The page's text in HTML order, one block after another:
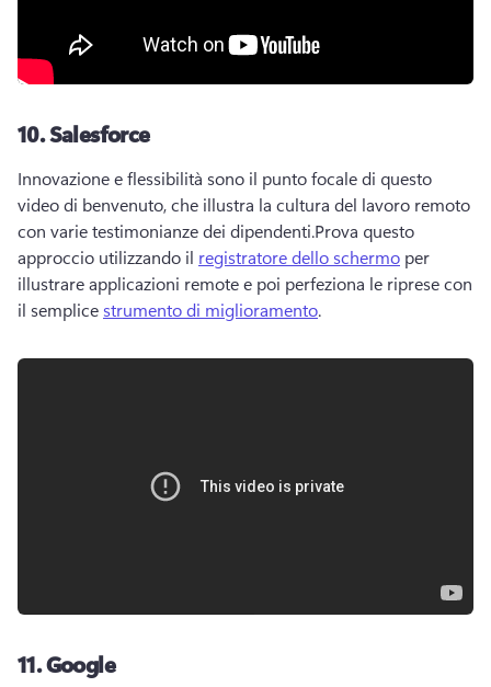
10.Salesforce
Innovazione e flessibilità sono il punto focale di questo
video di benvenuto, che illustra la cultura del lavoro remoto
con varie testimonianze dei dipendenti.Prova questo
approccio utilizzando il registratore dello schermo per
illustrare applicazioni remote e poi perfeziona le riprese con
il semplice strumento di miglioramento.
11.Google